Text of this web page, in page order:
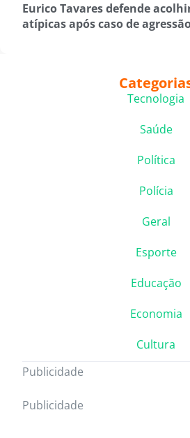
Eurico Tavares defende
atípicas após caso de
Tecnologia
Saúde
Política
Polícia
Geral
Esporte
Educação
Economia
Cultura
Publicidade
Publicidade